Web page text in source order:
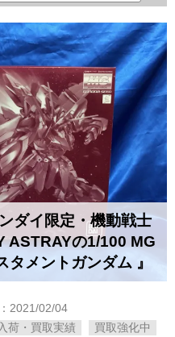
ダイ限定・機動戦士
​ASTRAYの1/100 ​MG
メントガンダム 』
2021/02/04
荷・買取実績
買取強化中